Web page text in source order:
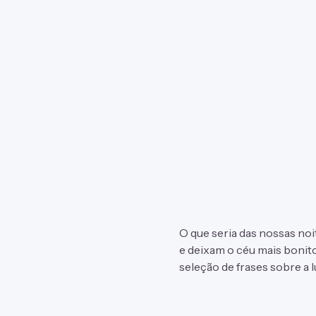
O que seria das nossas
e deixam o céu mais
seleção de frases sobre a